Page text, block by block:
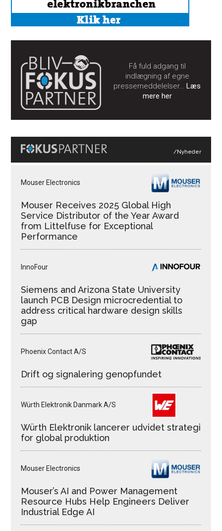
Få fuld adgang til
indlægning af egne
pressemeddelelser…Læs
mere her
/Nyheder
Mouser Electronics
Mouser Receives 2025 Global High
Service Distributor of the Year Award
from Littelfuse for Exceptional
Performance
InnoFour
Siemens and Arizona State University
launch PCB Design microcredential to
address critical hardware design skills
gap
Phoenix Contact A/S
Drift og signalering genopfundet
Würth Elektronik Danmark A/S
Würth Elektronik lancerer udvidet strategi
for global produktion
Mouser Electronics
Mouser’s AI and Power Management
Resource Hubs Help Engineers Deliver
Industrial Edge AI